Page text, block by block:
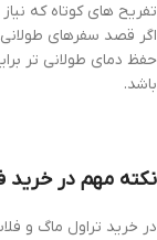
تفریح های کوتاه که
اگر قصد سفرهای
حفظ دمای طولانی تر
باشد.
نکته مهم در خرید
در خرید تراول ماگ و